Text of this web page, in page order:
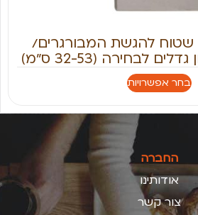
שטוח להגשת המבורגרים/
לבחירה (32-53 ס״מ)
בחר אפשרויות
החברה
אודותינו
צור קשר